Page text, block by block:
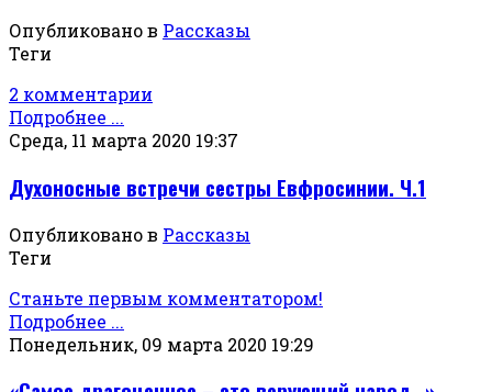
Опубликовано в Рассказы
Теги
2 комментарии
Подробнее ...
Среда, 11 марта 2020 19:37
Духоносные встречи сестры Евфросинии. Ч.1
Опубликовано в Рассказы
Теги
Станьте первым комментатором!
Подробнее ...
Понедельник, 09 марта 2020 19:29